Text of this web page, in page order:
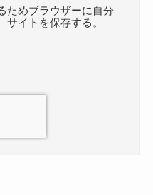
ためブラウザーに自分
サイトを保存する。